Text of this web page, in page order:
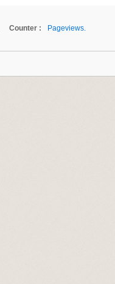
Counter :
Pageviews.